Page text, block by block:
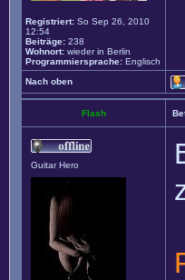
Registriert: So Sep 26, 2010
12:54
Beiträge: 238
Wohnort: wieder in Berlin
Programmiersprache: Englisch
Nach oben
Flash
Guitar Hero